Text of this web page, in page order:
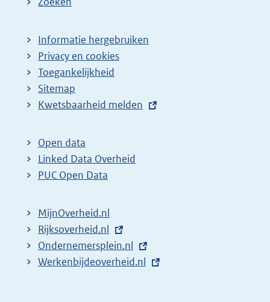
Informatie hergebruiken
Privacy en cookies
Toegankelijkheid
Sitemap
E
t
e
r
l
i
n
k
Kwetsbaarheid melden
Open data
Linked Data Overheid
PUC Open Data
MijnOverheid.nl
E
x
t
Rijksoverheid.nl
E
x
Ondernemersplein.nl
E
Werkenbijdeoverheid.nl